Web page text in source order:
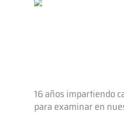
16 años impartiendo
para examinar en